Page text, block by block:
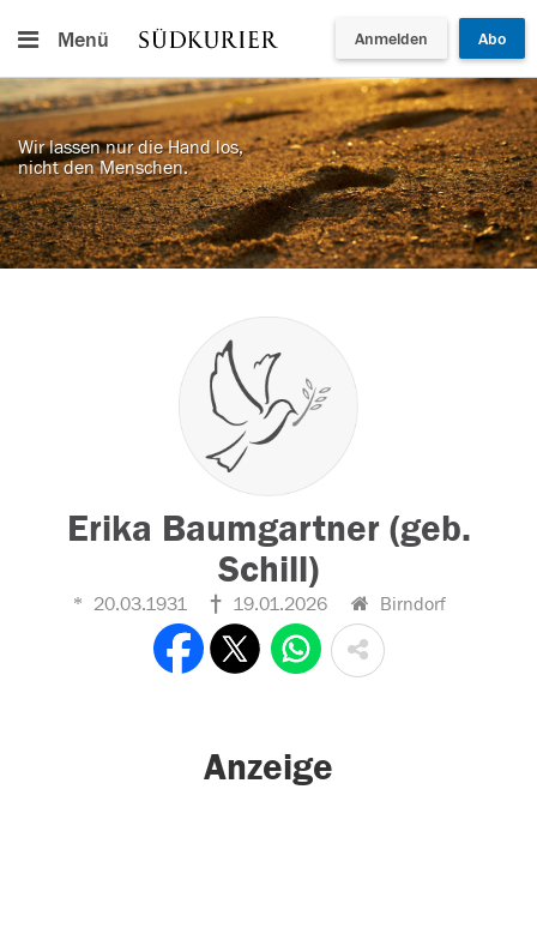
Menü Anmelden Abo
Wir lassen nur die Hand los,
nicht den Menschen.
Erika Baumgartner (geb.
Schill)
20.03.1931 19.01.2026 Birndorf
Anzeige